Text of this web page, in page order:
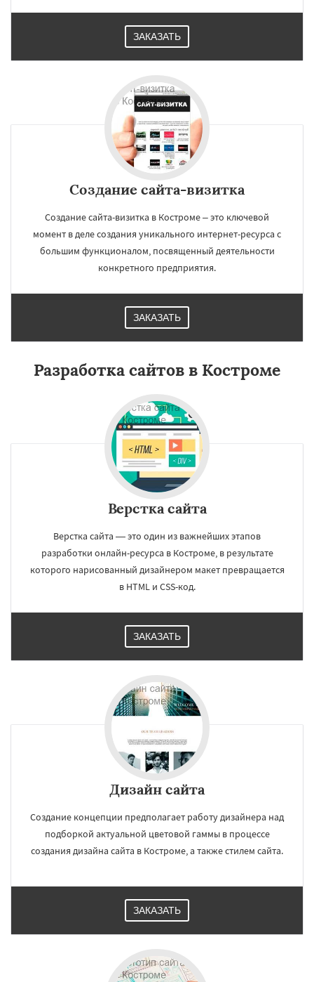
ЗАКАЗАТЬ
Создание сайта-визитка
Создание сайта-визитка в Костроме – это ключевой
момент в деле создания уникального интернет-ресурса с
большим функционалом, посвященный деятельности
конкретного предприятия.
ЗАКАЗАТЬ
Разработка сайтов в Костроме
Верстка сайта
Верстка сайта — это один из важнейших этапов
разработки онлайн-ресурса в Костроме, в результате
которого нарисованный дизайнером макет превращается
в HTML и CSS-код.
ЗАКАЗАТЬ
Дизайн сайта
Создание концепции предполагает работу дизайнера над
подборкой актуальной цветовой гаммы в процессе
создания дизайна сайта в Костроме, а также стилем сайта.
ЗАКАЗАТЬ